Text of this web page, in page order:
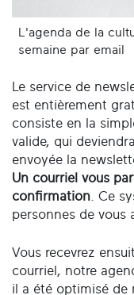
L'agenda de la
semaine par email
Le service de
est entièrement
consiste en la
valide, qui
envoyée la
Un courriel vous
confirmation . Ce
personnes de vous
Vous recevrez
courriel, notre
il a été optimisé de